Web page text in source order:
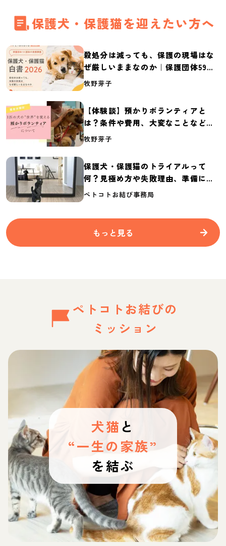
保護犬・保護猫を迎えたい方へ
殺処分は減っても、保護の現場はな
ぜ厳しいままなのか｜保護団体59団
体の実態調査【保護犬・保護猫白書
牧野芽子
【体験談】預かりボランティアと
は？条件や費用、大変なことなど紹
介
牧野芽子
保護犬・保護猫のトライアルって
何？見極め方や失敗理由、準備に必
要なものを紹介
ペトコトお結び事務局
もっと見る
ペトコトお結びの
ミッション
犬猫 と
“一生の家族”
を結ぶ